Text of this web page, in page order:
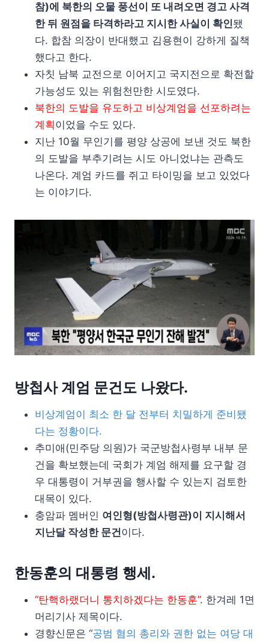
참)에 북한의 오물 풍선이 또 내려오면 경고 사격
한 뒤 원점을 타격하라고 지시한 사실이 확인됐
다. 합참 의장이 반대했고 김용현이 강하게 질책
했다고 한다.
자칫 남북 교전으로 이어지고 국지전으로 확전할
가능성도 있는 위험천만한 시도였다.
북한의 도발을 유도하고 비상계엄을 선포하려는
계획이었을 수도 있다.
지난 10월 무인기를 평양 상공에 보낸 것도 북한
의 도발을 부추기려는 시도 아니었냐는 관측도
나온다. 계엄 카드를 쥐고 타이밍을 보고 있었다
는 이야기다.
방첩사 계엄 문건도 나왔다.
비상계엄이 최소 한 달 전부터 치밀하게 준비됐
다는 정황이다.
추미애(민주당 의원)가 국군방첩사령부 내부 문
건을 확보했는데 국회가 계엄 해제를 요구할 경
우 대통령이 거부권을 행사할 수 있는지 검토한
대목이 있다.
충암파 멤버인 여인형(방첩사령관)이 지시해서
지난달 작성한 문건이다.
한동훈의 대통령 행세.
“탄핵하랬더니 통치하겠다는 한동훈”. 한겨레 1면
머리기사 제목이다.
경향신문은 “공범 혐의 총리와 권한 없는 여당 대